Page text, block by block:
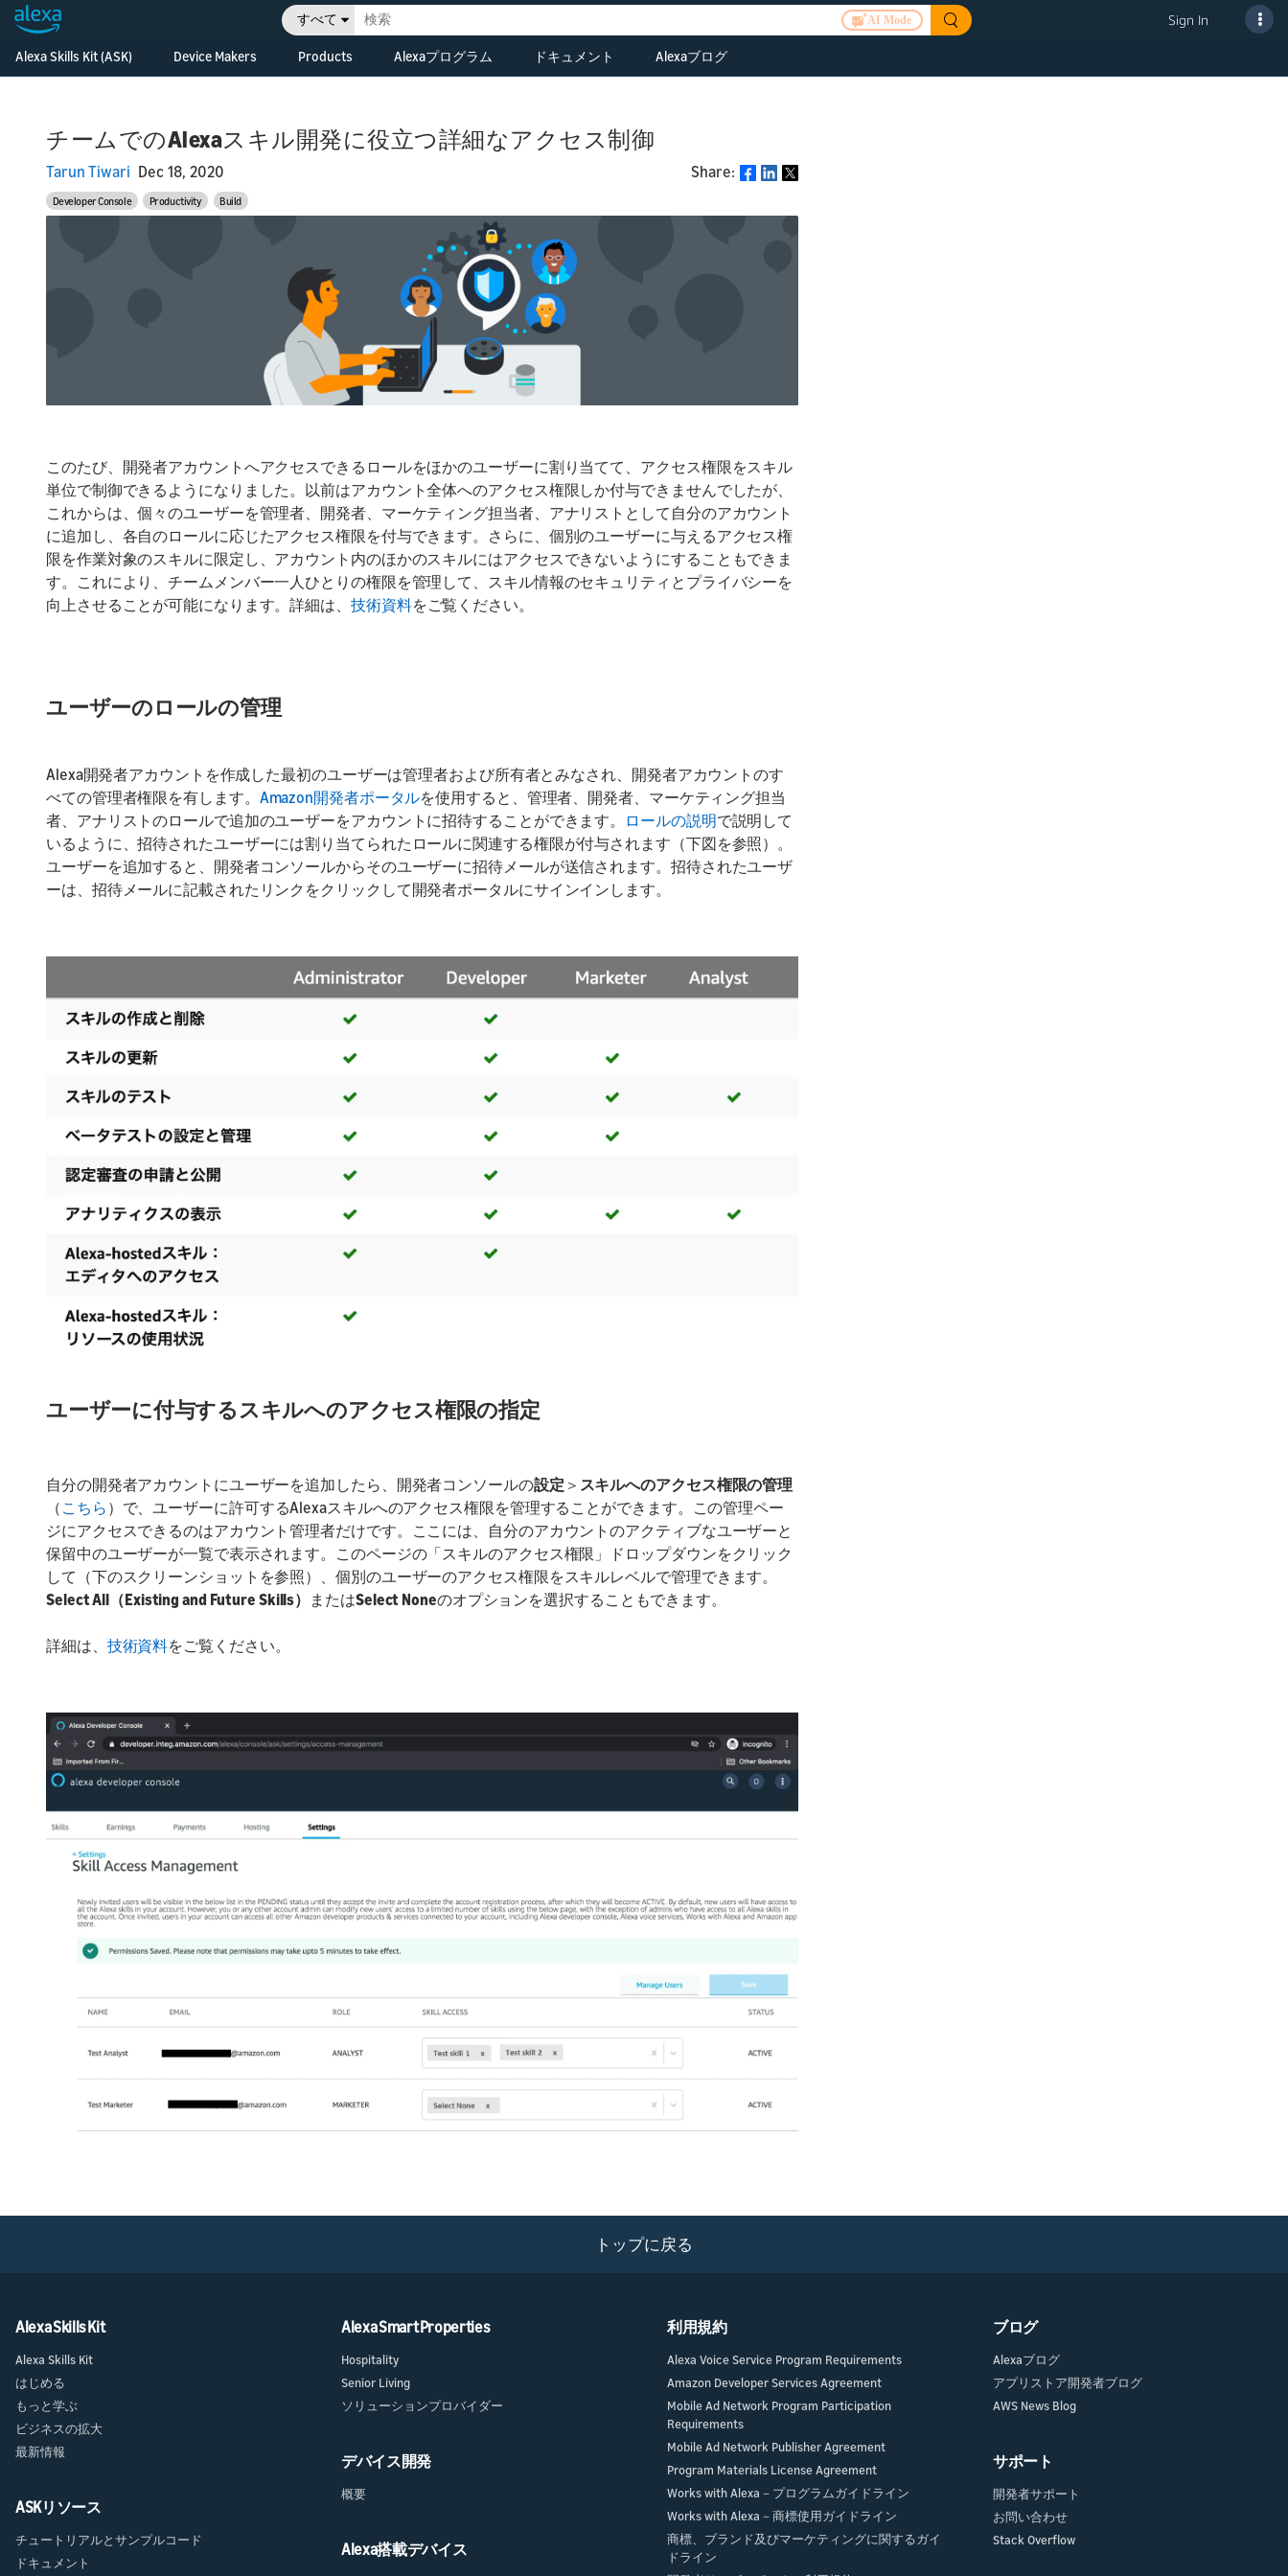
すべて AI Mode Sign In
Alexa Skills Kit (ASK)
Release Updates
Device Makers
devices with Alexa
Voice Service
Overview
Integrate Alexa
and resources
Design
Read functional,
hardware & UX
guidelines
Build
Evaluate SDKs, dev
kits, and solution
Prepare for product
testing and marketing
Connected Devices
Connect your smart
Features and benefits
Design
Design your customer
experience
Build
Build with the Smart
Launch your skill or
submit your product
Products
Alexa Smart Home
Alexa Smart Clocks
Resources
Alexa for Business
Alexa for Hospitality
Alexaプログラム
ご応募
皆様のお話をお聞か
ポートフォリオ
トフォリオカンパニ
Alexa チャンピオン
ドキュメント
コネクテッドデバイ
ASK CLIとスキルマネ
ント
Alexaブログ
チームでのAlexaスキル開発に役立つ詳細なアクセス制御
Tarun Tiwari Dec 18, 2020 Share: Share
Developer Console Productivity Build
このたび、開発者アカウントへアクセスできるロールをほかのユーザーに割り当てて、アクセス権限をスキル
単位で制御できるようになりました。以前はアカウント全体へのアクセス権限しか付与できませんでしたが、
これからは、個々のユーザーを管理者、開発者、マーケティング担当者、アナリストとして自分のアカウント
に追加し、各自のロールに応じたアクセス権限を付与できます。さらに、個別のユーザーに与えるアクセス権
限を作業対象のスキルに限定し、アカウント内のほかのスキルにはアクセスできないようにすることもできま
す。これにより、チームメンバー一人ひとりの権限を管理して、スキル情報のセキュリティとプライバシーを
向上させることが可能になります。詳細は、 技術資料をご覧ください。
ユーザーのロールの管理
Alexa開発者アカウントを作成した最初のユーザーは管理者および所有者とみなされ、開発者アカウントのす
べての管理者権限を有します。 Amazon開発者ポータルを使用すると、管理者、開発者、マーケティング担当
者、アナリストのロールで追加のユーザーをアカウントに招待することができます。
ロールの説明で説明して
いるように、招待されたユーザーには割り当てられたロールに関連する権限が付与されます（下図を参照）。
ユーザーを追加すると、開発者コンソールからそのユーザーに招待メールが送信されます。招待されたユーザ
ーは、招待メールに記載されたリンクをクリックして開発者ポータルにサインインします。
ユーザーに付与するスキルへのアクセス権限の指定
自分の開発者アカウントにユーザーを追加したら、開発者コンソールの設定 ＞ スキルへのアクセス権限の管理
（ こちら ）で、ユーザーに許可するAlexaスキルへのアクセス権限を管理することができます。この管理ペー
ジにアクセスできるのはアカウント管理者だけです。ここには、自分のアカウントのアクティブなユーザーと
保留中のユーザーが一覧で表示されます。このページの「スキルのアクセス権限」ドロップダウンをクリック
して（下のスクリーンショットを参照）、個別のユーザーのアクセス権限をスキルレベルで管理できます。
Select All（Existing and Future Skills） またはSelect Noneのオプションを選択することもできます。
詳細は、 技術資料をご覧ください。
トップに戻る
Alexa Skills Kit
Alexa Skills Kit
はじめる
もっと学ぶ
ビジネスの拡大
最新情報
ASKリソース
チュートリアルとサンプルコード
ドキュメント
Alexa Smart Properties
Hospitality
Senior Living
ソリューションプロバイダー
デバイス開発
概要
Alexa搭載デバイス
利用規約
Alexa Voice Service Program Requirements
Amazon Developer Services Agreement
Mobile Ad Network Program Participation
Requirements
Mobile Ad Network Publisher Agreement
Program Materials License Agreement
Works with Alexa－プログラムガイドライン
Works with Alexa－商標使用ガイドライン
商標、ブランド及びマーケティングに関するガイ
ドライン
ブログ
Alexaブログ
アプリストア開発者ブログ
AWS News Blog
サポート
開発者サポート
お問い合わせ
Stack Overflow